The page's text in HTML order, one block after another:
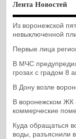
Лента Новостей
Из воронежской
невыключенной
Первые лица
В МЧС
грозах с градом 8
В Дону возле
В воронежском ЖК
коммерческие
Куда обращаться
воды, разъяснили